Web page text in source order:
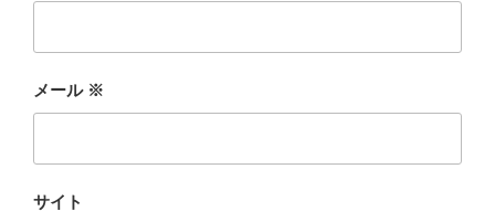
メール ※
サイト